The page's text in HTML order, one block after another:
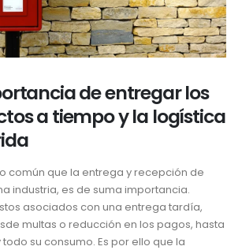
de entregar los
a tiempo y la logística
común que la entrega y recepción de
industria, es de suma importancia.
asociados con una entrega tardía,
multas o reducción en los pagos, hasta
su consumo. Es por ello que la